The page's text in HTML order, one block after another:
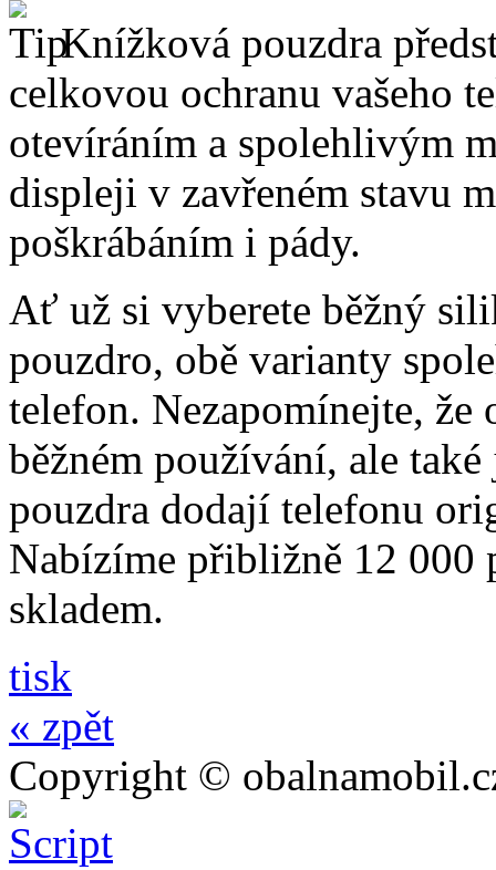
Knížková pouzdra
celkovou ochranu vašeho
otevíráním a spolehlivým
displeji v zavřeném stavu
poškrábáním i pády.
Ať už si vyberete běžný
pouzdro, obě varianty
telefon. Nezapomínejte,
běžném používání, ale
pouzdra dodají telefonu
Nabízíme přibližně 12 000
skladem.
tisk
« zpět
Copyright ©